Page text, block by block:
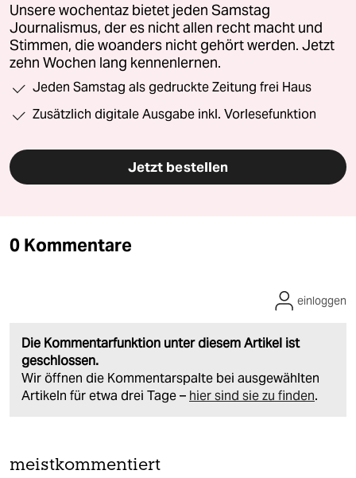
Unsere wochentaz bietet jeden Samstag
Journalismus, der es nicht allen recht macht und
Stimmen, die woanders nicht gehört werden. Jetzt
zehn Wochen lang kennenlernen.
Jeden Samstag als gedruckte Zeitung frei Haus
Zusätzlich digitale Ausgabe inkl. Vorlesefunktion
Jetzt bestellen
0 Kommentare
Die Kommentarfunktion unter diesem Artikel ist
geschlossen.
Wir öffnen die Kommentarspalte bei ausgewählten
Artikeln für etwa drei Tage – hier sind sie zu finden.
einloggen
meistkommentiert